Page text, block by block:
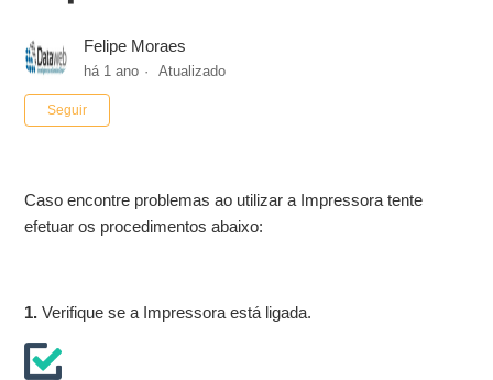
Felipe Moraes
há 1 ano Atualizado
Seguir
Caso encontre problemas ao utilizar a Impressora tente
efetuar os procedimentos abaixo:
1.Verifique se a Impressora está ligada.